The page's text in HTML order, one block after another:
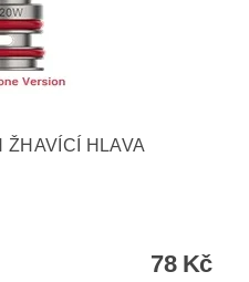
ŽHAVÍCÍ HLAVA
78 Kč